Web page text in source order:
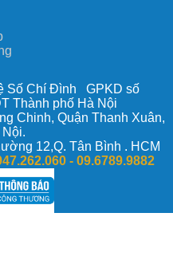
Số Chí Đình GPKD số
Thành phố Hà Nội
Chinh, Quận Thanh Xuân,
12,Q. Tân Bình . HCM
-09.6789.9882